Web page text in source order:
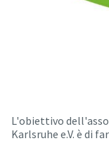
L'obiettivo
Karlsruhe e.V. è di